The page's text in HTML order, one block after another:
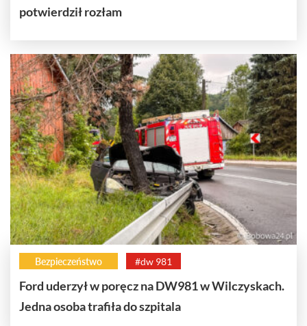
potwierdził rozłam
Bezpieczeństwo #dw 981
Ford uderzył w poręcz na DW981 w Wilczyskach.
Jedna osoba trafiła do szpitala